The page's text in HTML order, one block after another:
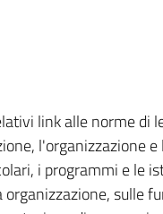
link alle norme di
l'organizzazione
i programmi e le
sulle